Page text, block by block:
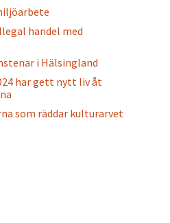
handel med
i Hälsingland
har gett nytt liv åt
som räddar kulturarvet